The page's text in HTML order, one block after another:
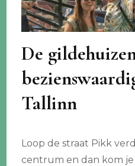
De
Tallinn
Loop de straat Pikk
centrum en dan kom